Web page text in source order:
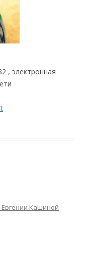
, электронная
Кашиной